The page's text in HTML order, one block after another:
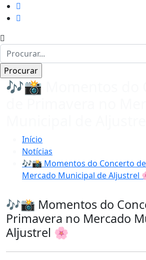
🎶📸 Momentos do
Municipal de
Início
Notícias
🎶📸 Momentos do Concerto
Mercado Municipal de Aljustrel
🎶📸 Momentos do
Primavera no Mercado
Aljustrel 🌸